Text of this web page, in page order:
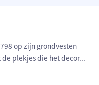
op zijn grondvesten
plekjes die het decor...